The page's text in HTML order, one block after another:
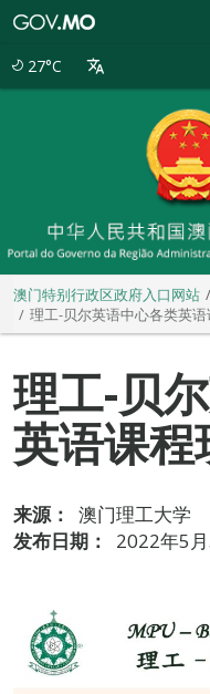
27°C
澳门特别行政区政府入口网站
理工-贝尔英语中心各类英
理工-贝
英语课程
来源：
澳门理工大学
发布日期：
2022年5